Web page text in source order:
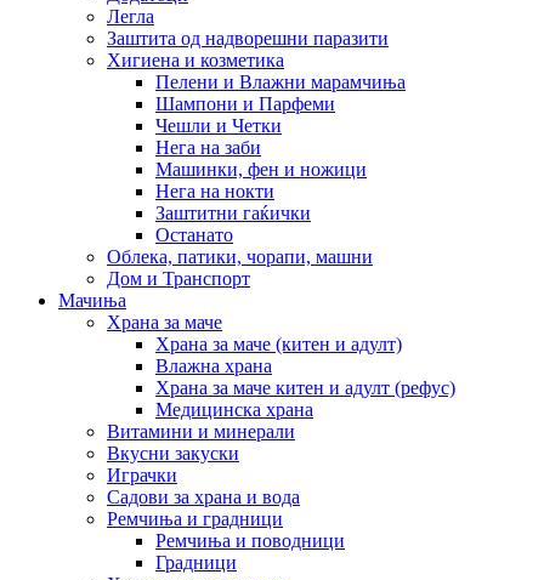
Легла
Заштита од надворешни паразити
Хигиена и козметика
Пелени и Влажни марамчиња
Шампони и Парфеми
Чешли и Четки
Нега на заби
Машинки, фен и ножици
Нега на нокти
Заштитни гаќички
Останато
Облека, патики, чорапи, машни
Дом и Транспорт
Мачиња
Храна за маче
Храна за маче (китен и адулт)
Влажна храна
Храна за маче китен и адулт (рефус)
Медицинска храна
Витамини и минерали
Вкусни закуски
Играчки
Садови за храна и вода
Ремчиња и градници
Ремчиња и поводници
Градници